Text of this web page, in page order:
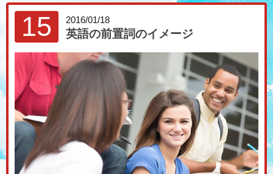
15 2016/01/18
英語の前置詞のイメージ